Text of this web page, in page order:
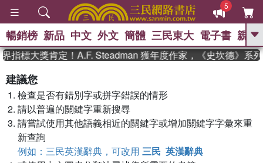
5
GO
史是一群喵 、
獎 臺灣漫遊錄
登輝時代 、 數學女孩：黎曼猜想 、
暢銷榜 新品 中文 外文 簡體 三民東大 電子書 親子
指標大獎肯定！A.F. Steadman 獲年度作家，《史坎德》系
建議您
檢查是否有錯別字或拼字錯誤的情形
請以普遍的關鍵字重新搜尋
請嘗試使用其他語義相近的關鍵字或增加關鍵字字彙來重
新查詢
例如：三民英漢辭典，可改用 三民 英漢辭典